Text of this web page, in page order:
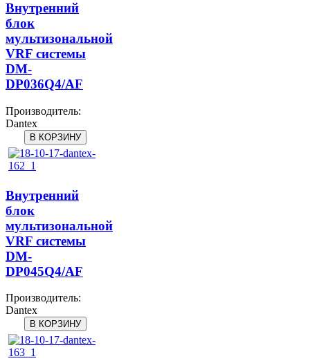
Внутренний
блок
мультизональной
VRF системы
DM-
DP036Q4/AF
Производитель:
Dantex
Внутренний
блок
мультизональной
VRF системы
DM-
DP045Q4/AF
Производитель:
Dantex